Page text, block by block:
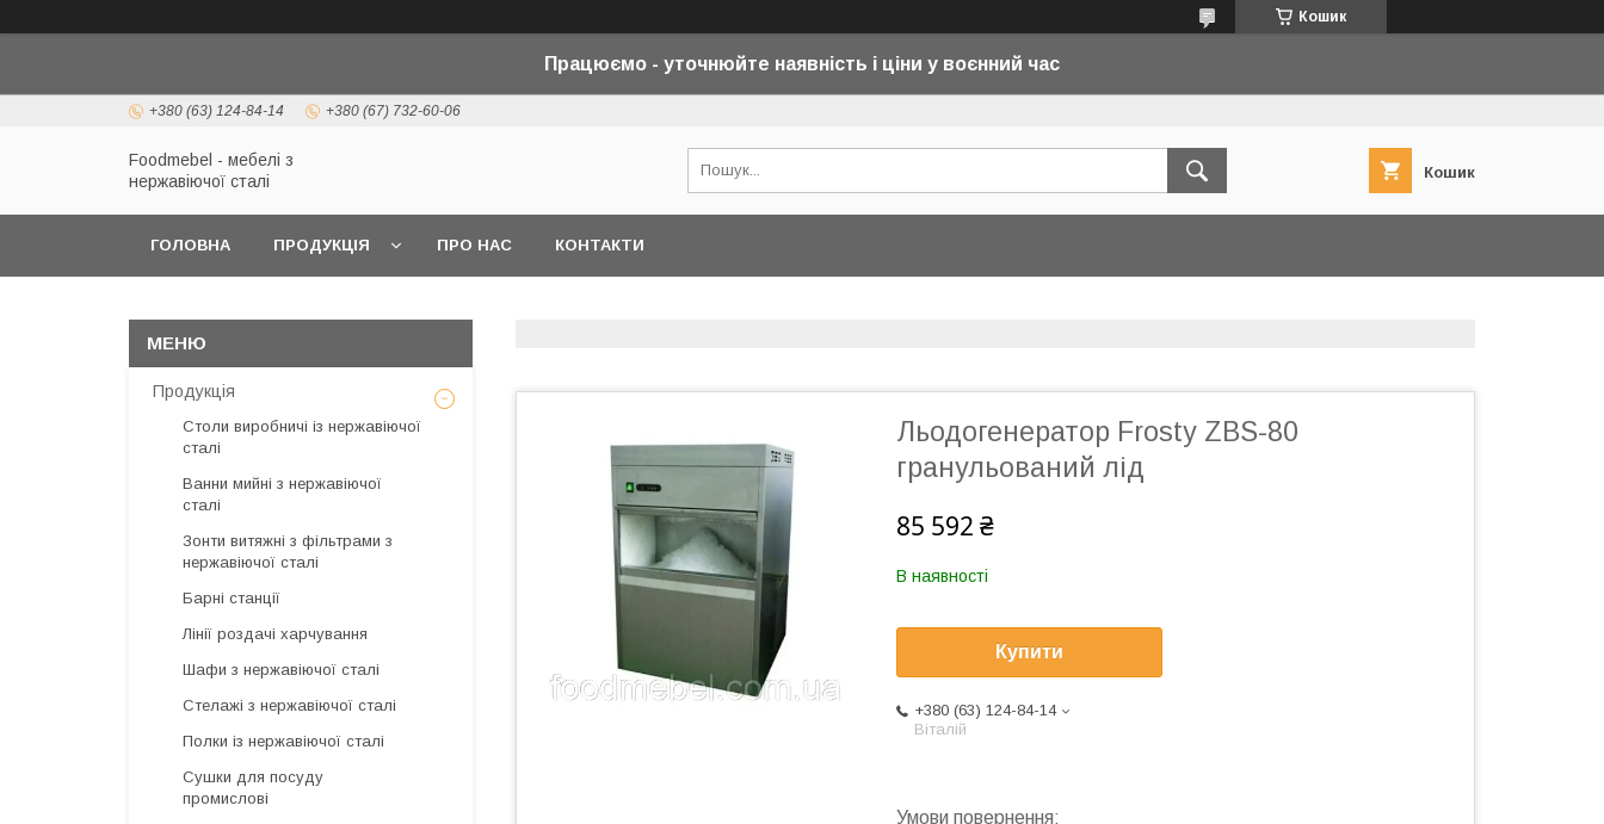
Кошик
Працюємо - уточнюйте наявність і ціни у воєнний час
+380 (63) 124-84-14 +380 (67) 732-60-06
Foodmebel - мебелі з
нержавіючої сталі
Кошик
ГОЛОВНА ПРОДУКЦІЯ ПРО НАС КОНТАКТИ
Льодогенератор Frosty ZBS-80
гранульований лід
85 592 ₴
В наявності
Купити
+380 (63) 124-84-14
Віталій
Продукція
Столи виробничі із нержавіючої
сталі
Ванни мийні з нержавіючої
сталі
Зонти витяжні з фільтрами з
нержавіючої сталі
Барні станції
Лінії роздачі харчування
Шафи з нержавіючої сталі
Стелажі з нержавіючої сталі
Полки із нержавіючої сталі
Сушки для посуду
промислові